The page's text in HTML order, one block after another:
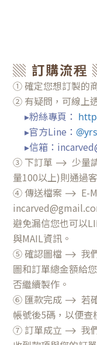
▒ 訂購流程
① 確定您想訂製的
② 有疑問，可線上
▸粉絲專頁 ：
▸官方Line：
▸信箱：
③下訂單 ⟶ 少量
量100以上)則通過
④ 傳送檔案 ⟶ E-
避免漏信您也可以
與MAIL資訊。
⑤ 確認圖檔 ⟶ 我
圖和訂單總金額給
否繼續製作。
⑥ 匯款完成 ⟶ 若
帳號後5碼，以便查
⑦ 訂單成立 ⟶ 我